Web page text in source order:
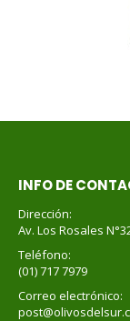
INFO DE
Dirección:
Av. Los Rosales
Teléfono:
(01) 717 7979
Correo electrónico: